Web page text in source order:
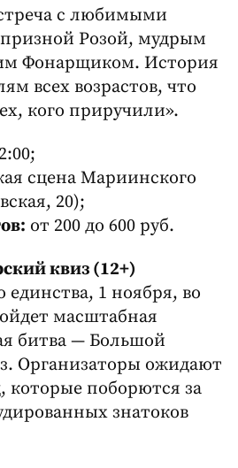
с любимыми
Розой, мудрым
Фонарщиком. История
всех возрастов, что
кого приручили».
сцена Мариинского
20);
от 200 до 600 руб.
квиз (12+)
единства, 1 ноября, во
масштабная
битва — Большой
Организаторы ожидают
которые поборются за
знатоков